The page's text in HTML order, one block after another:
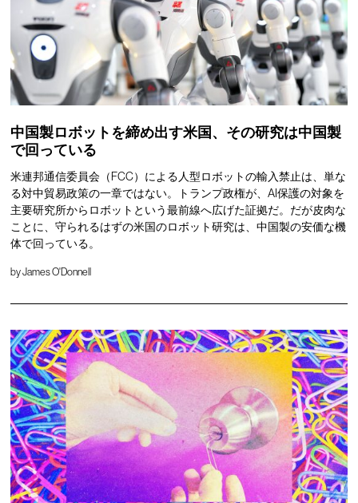
中国製ロボットを締め出す米国、その研究は中国製
で回っている
米連邦通信委員会（FCC）による人型ロボットの輸入禁止は、単な
る対中貿易政策の一章ではない。トランプ政権が、AI保護の対象を
主要研究所からロボットという最前線へ広げた証拠だ。だが皮肉な
ことに、守られるはずの米国のロボット研究は、中国製の安価な機
体で回っている。
byJames O'Donnell